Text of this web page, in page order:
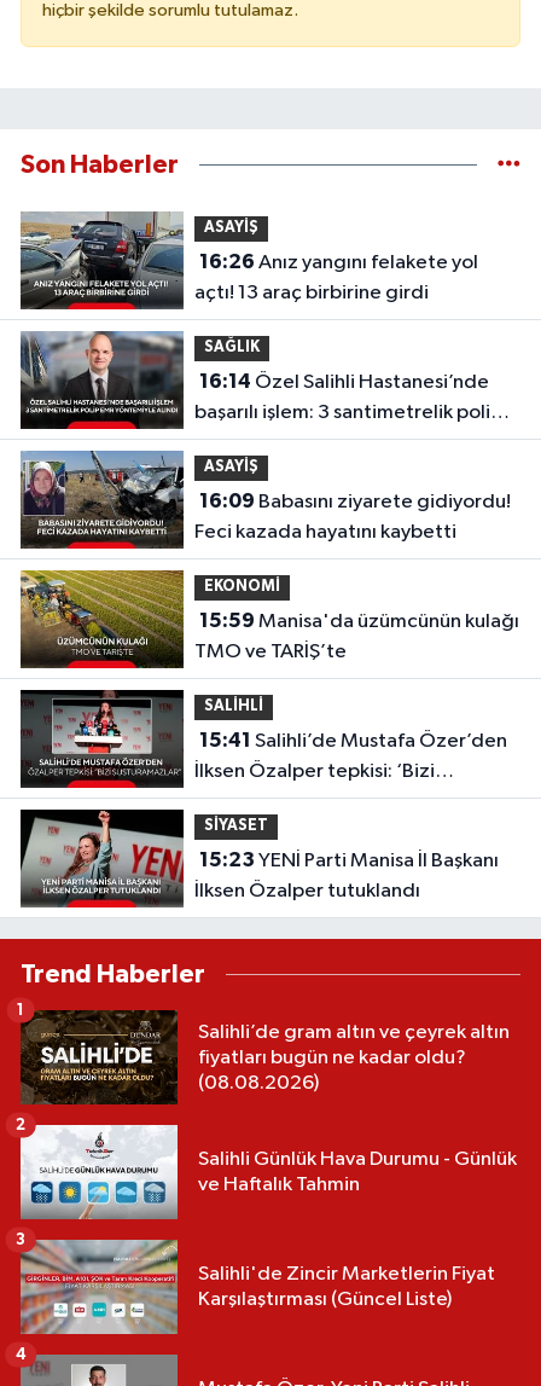
hiçbir şekilde sorumlu tutulamaz.
Son Haberler
ASAYİŞ
16:26
açtı! 13 araç birbirine girdi
SAĞLIK
16:14
başarılı işlem: 3 santimetrelik polip
EMR yöntemiyle alındı
ASAYİŞ
16:09
Feci kazada hayatını kaybetti
EKONOMİ
15:59
TMO ve TARİŞ’te
SALİHLİ
15:41
İlksen Özalper tepkisi: ‘Bizi
Susturamazlar’
SİYASET
15:23
İlksen Özalper tutuklandı
Trend Haberler
Salihli’de gram altın ve çeyrek altın
fiyatları bugün ne kadar oldu?
(08.08.2026)
1
Salihli Günlük Hava Durumu - Günlük
ve Haftalık Tahmin
2
Salihli'de Zincir Marketlerin Fiyat
Karşılaştırması (Güncel Liste)
3
4